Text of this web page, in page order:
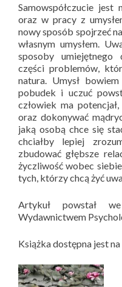
Samowspółczucie
oraz w pracy z
nowy sposób spojrzeć
własnym umysłem.
sposoby umiejętnego
części problemów,
natura. Umysł
pobudek i uczuć
człowiek ma
oraz dokonywać
jaką osobą chce się
chciałby lepiej
zbudować głębsze
życzliwość wobec
tych, którzy chcą żyć
Artykuł powstał
Wydawnictwem
Książka dostępna jest